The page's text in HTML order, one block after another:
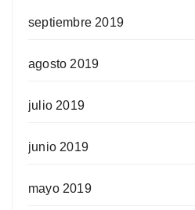
septiembre 2019
agosto 2019
julio 2019
junio 2019
mayo 2019